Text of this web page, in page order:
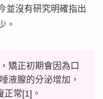
並沒有研究明確指出
。
矯正初期會因為口
液腺的分泌增加，
正常[1]。